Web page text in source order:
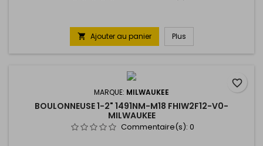
 Ajouter au panier Plus
MARQUE: MILWAUKEE
BOULONNEUSE 1-2" 1491NM-M18 FHIW2F12-V0-
MILWAUKEE
Commentaire(s): 0
favorite_border